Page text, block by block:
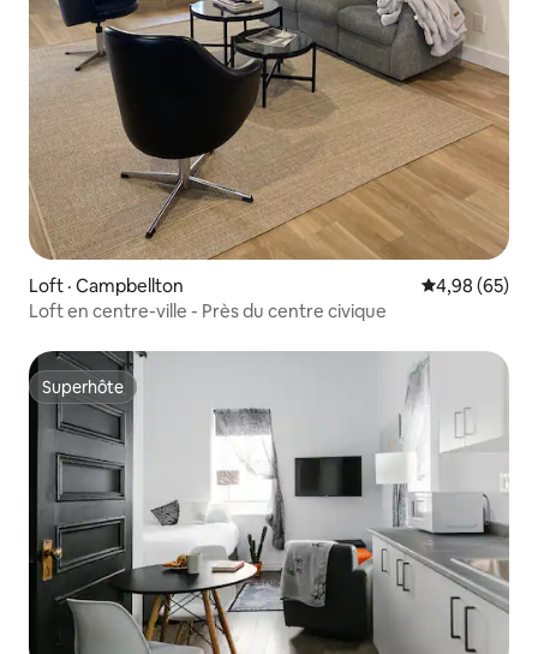
Loft · Campbellton Note
4,98 (65)
Loft en centre-ville - Près du centre civique
Superhôte
Superhôte